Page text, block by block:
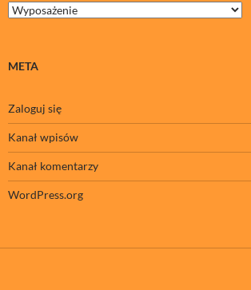
Kategorie
META
Zaloguj się
Kanał wpisów
Kanał komentarzy
WordPress.org